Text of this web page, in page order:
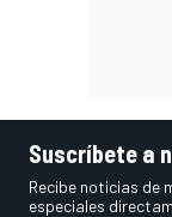
Suscríbete a
Recibe noticias de
especiales